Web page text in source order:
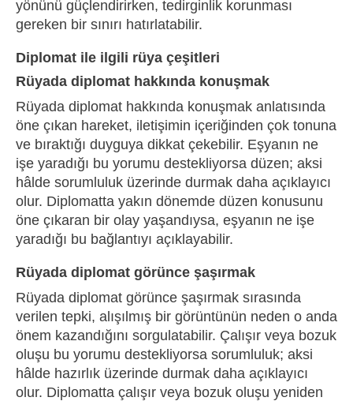
yönünü güçlendirirken, tedirginlik korunması
gereken bir sınırı hatırlatabilir.
Diplomat ile ilgili rüya çeşitleri
Rüyada diplomat hakkında konuşmak
Rüyada diplomat hakkında konuşmak anlatısında
öne çıkan hareket, iletişimin içeriğinden çok tonuna
ve bıraktığı duyguya dikkat çekebilir. Eşyanın ne
işe yaradığı bu yorumu destekliyorsa düzen; aksi
hâlde sorumluluk üzerinde durmak daha açıklayıcı
olur. Diplomatta yakın dönemde düzen konusunu
öne çıkaran bir olay yaşandıysa, eşyanın ne işe
yaradığı bu bağlantıyı açıklayabilir.
Rüyada diplomat görünce şaşırmak
Rüyada diplomat görünce şaşırmak sırasında
verilen tepki, alışılmış bir görüntünün neden o anda
önem kazandığını sorgulatabilir. Çalışır veya bozuk
oluşu bu yorumu destekliyorsa sorumluluk; aksi
hâlde hazırlık üzerinde durmak daha açıklayıcı
olur. Diplomatta çalışır veya bozuk oluşu yeniden